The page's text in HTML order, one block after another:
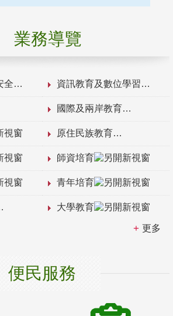
業務導覽
全 資訊教育及數位學習
國際及兩岸教育
原住民族教育
師資培育
青年培育
大學教育
更多
便民服務